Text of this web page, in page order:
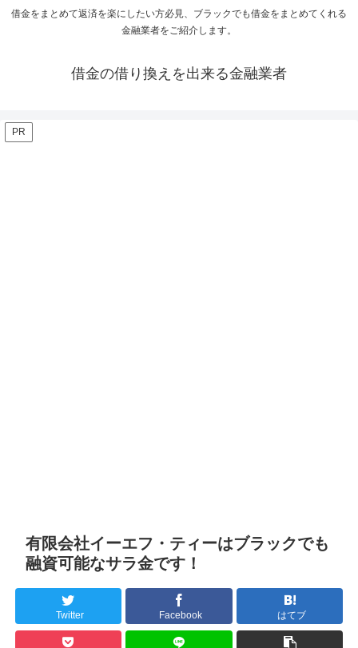
借金をまとめて返済を楽にしたい方必見、ブラックでも借金をまとめてくれる
金融業者をご紹介します。
借金の借り換えを出来る金融業者
PR
有限会社イーエフ・ティーはブラックでも
融資可能なサラ金です！
Twitter Facebook はてブ